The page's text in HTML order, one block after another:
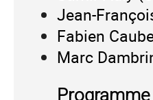
Jean-
Fabien
Marc
Programme